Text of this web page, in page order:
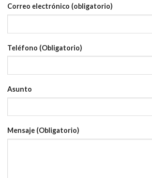
Correo electrónico (obligatorio)
Teléfono (Obligatorio)
Asunto
Mensaje (Obligatorio)